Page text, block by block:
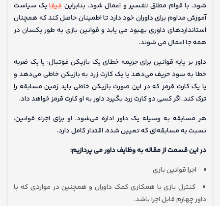
شود، با قوام مطلق تفسیر و اعمال شود. بنابراینفیفایک سیاست
آموزش مداوم برای داوران خود دارد تا اطمینان حاصل کند که همچنان
استانداردهای داوری بهبود می یابد و قوانین بازی به طور یکسان در
همه جا اعمال می شوند.
داور بر پایه قوانین برای جریمه خطای یک بازیکن فوتبال: یا یک ضربه
خطا به سود حریف می‌دهد یا یک کارت زرد به بازیکن خاطی می‌دهد و
یا یک کارت قرمز که در این صورت بازیکن خاطی باید زمین مسابقه را
ترک کند. اگر کسی دو کارت زرد بگیرد داور به او کارت قرمز خواهد داد.
هر مسابقه به ‌وسیله یک داور اداره می‌شود. او برای اجراء قوانین،
نسبت به مسابقه‌ای که تعیین شده، اقتدار کامل دارد.
در این قسمت از مقاله به وظایف داور می پردازیم:
اجرا قوانین بازی
کنترل بازی با همکاری کمک ‌داوران و همچنین در مواردی که با
داور چهارم قابل اجرا باشد.